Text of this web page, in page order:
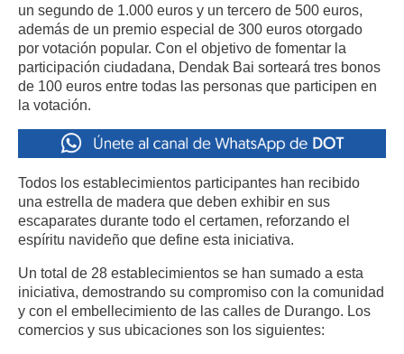
un segundo de 1.000 euros y un tercero de 500 euros,
además de un premio especial de 300 euros otorgado
por votación popular. Con el objetivo de fomentar la
participación ciudadana, Dendak Bai sorteará tres bonos
de 100 euros entre todas las personas que participen en
la votación.
Todos los establecimientos participantes han recibido
una estrella de madera que deben exhibir en sus
escaparates durante todo el certamen, reforzando el
espíritu navideño que define esta iniciativa.
Un total de 28 establecimientos se han sumado a esta
iniciativa, demostrando su compromiso con la comunidad
y con el embellecimiento de las calles de Durango. Los
comercios y sus ubicaciones son los siguientes: